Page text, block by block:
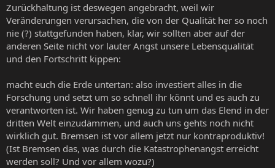
Zurückhaltung ist deswegen angebracht, weil wir
Veränderungen verursachen, die von der Qualität her so noch
nie (?) stattgefunden haben, klar, wir sollten aber auf der
anderen Seite nicht vor lauter Angst unsere Lebensqualität
und den Fortschritt kippen:
macht euch die Erde untertan: also investiert alles in die
Forschung und setzt um so schnell ihr könnt und es auch zu
verantworten ist. Wir haben genug zu tun um das Elend in der
dritten Welt einzudämmen, und auch uns gehts noch nicht
wirklich gut. Bremsen ist vor allem jetzt nur kontraproduktiv!
(Ist Bremsen das, was durch die Katastrophenangst erreicht
werden soll? Und vor allem wozu?)